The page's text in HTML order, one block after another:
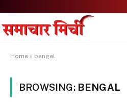
Home » bengal
BROWSING: BENGAL